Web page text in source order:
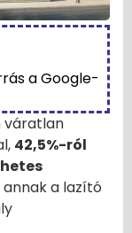
a Google-
váratlan
42,5%-ról
a lazító